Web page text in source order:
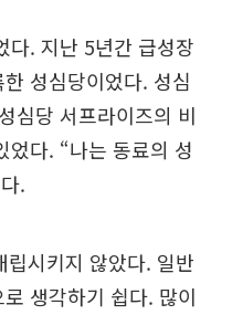
다. 지난 5년간 급성장
성심당이었다. 성심
심당 서프라이즈의 비
었다. “나는 동료의 성
.
립시키지 않았다. 일반
생각하기 쉽다. 많이